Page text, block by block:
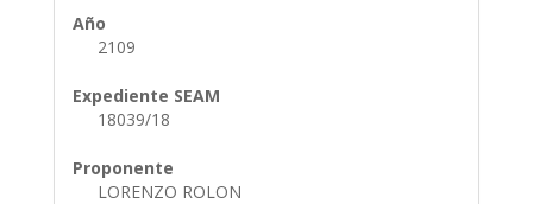
Año
2109
Expediente SEAM
18039/18
Proponente
LORENZO ROLON